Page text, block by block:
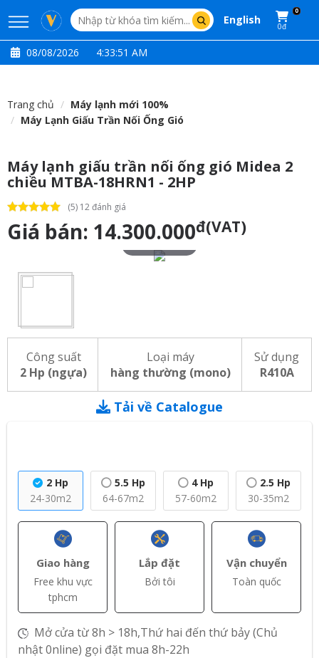
English
0
0đ
08/08/2026 4:33:52 AM
Trang chủ
Máy lạnh mới 100%
Máy Lạnh Giấu Trần Nối Ống Gió
Máy lạnh giấu trần nối ống gió Midea 2
chiều MTBA-18HRN1 - 2HP
(5) 12 đánh giá
Giá bán: 14.300.000đ(VAT)
Công suất
2 Hp (ngựa)
Loại máy
hàng thường (mono)
Sử dụng
R410A
Tải về Catalogue
2 Hp
24-30m2
5.5 Hp
64-67m2
4 Hp
57-60m2
2.5 Hp
30-35m2
Giao hàng
Free khu vực
tphcm
Lắp đặt
Bởi tôi
Vận chuyển
Toàn quốc
Mở cửa từ 8h > 18h,Thứ hai đến thứ bảy (Chủ
nhật 0nline) gọi đặt mua 8h-22h